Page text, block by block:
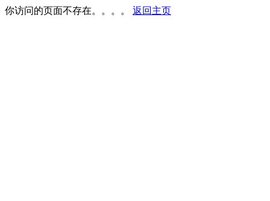
你访问的页面不存在。。。。 返回主页